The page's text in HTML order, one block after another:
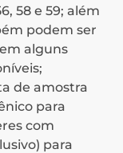
58 e 59; além
podem ser
alguns
de amostra
para
com
para